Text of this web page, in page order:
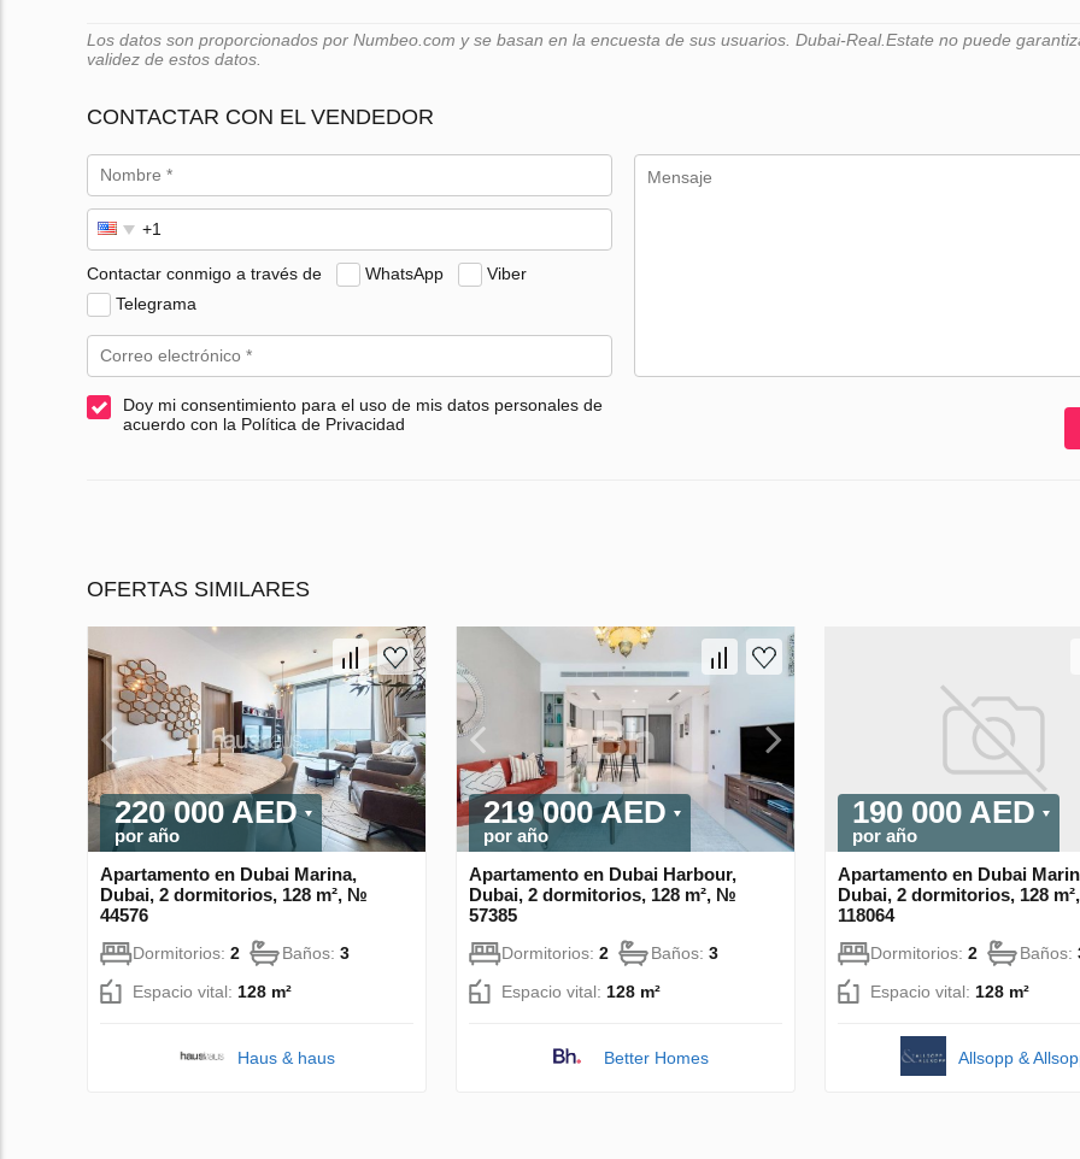
Los datos son proporcionados por Numbeo.com y se basan en la encuesta de sus usuarios. Dubai-Real.Estate no puede
validez de estos datos.
CONTACTAR CON EL VENDEDOR
Contactar conmigo a través de WhatsApp
Viber
Telegrama
Doy mi consentimiento para el uso de mis datos personales de
acuerdo con la Política de Privacidad
OFERTAS SIMILARES
220 000 AED
por año
Apartamento en Dubai Marina,
Dubai, 2 dormitorios, 128 m², №
44576
Dormitorios: 2 Baños: 3
Espacio vital: 128 m²
Haus & haus
219 000 AED
por año
Apartamento en Dubai Harbour,
Dubai, 2 dormitorios, 128 m², №
57385
Dormitorios: 2 Baños: 3
Espacio vital: 128 m²
Better Homes
190 000 AED
por año
Apartamento en Dubai
Dubai, 2 dormitorios, 128
118064
Dormitorios: 2 Baños:
Espacio vital: 128 m²
Allsopp &